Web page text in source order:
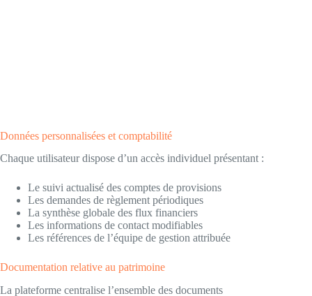
Données personnalisées et comptabilité
Chaque utilisateur dispose d’un accès individuel présentant :
Le suivi actualisé des comptes de provisions
Les demandes de règlement périodiques
La synthèse globale des flux financiers
Les informations de contact modifiables
Les références de l’équipe de gestion attribuée
Documentation relative au patrimoine
La plateforme centralise l’ensemble des documents